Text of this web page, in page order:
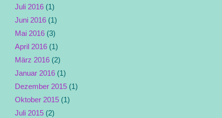
Juli 2016 (1)
Juni 2016 (1)
Mai 2016 (3)
April 2016 (1)
März 2016 (2)
Januar 2016 (1)
Dezember 2015 (1)
Oktober 2015 (1)
Juli 2015 (2)